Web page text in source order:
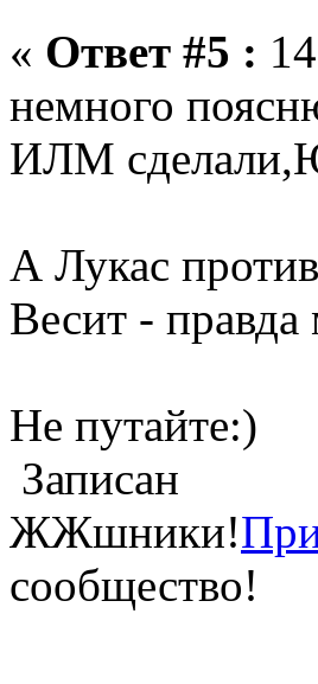
« Ответ #5 :
немного
ИЛМ сделали,Ю
А Лукас
Весит - правда
Не путайте:)
Записан
ЖЖшники!
сообщество!